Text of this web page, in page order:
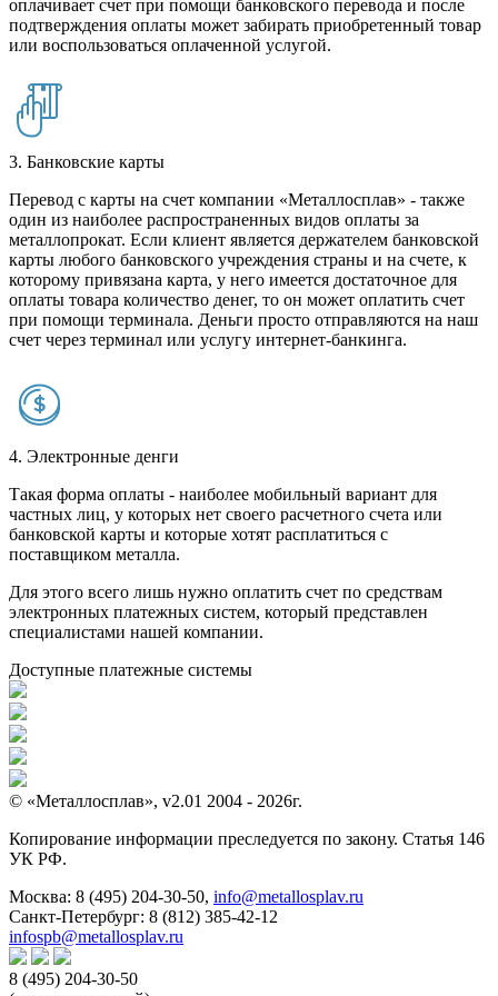
оплачивает счет при помощи банковского перевода и после
подтверждения оплаты может забирать приобретенный товар
или воспользоваться оплаченной услугой.
3. Банковские карты
Перевод с карты на счет компании «Металлосплав» - также
один из наиболее распространенных видов оплаты за
металлопрокат. Если клиент является держателем банковской
карты любого банковского учреждения страны и на счете, к
которому привязана карта, у него имеется достаточное для
оплаты товара количество денег, то он может оплатить счет
при помощи терминала. Деньги просто отправляются на наш
счет через терминал или услугу интернет-банкинга.
4. Электронные денги
Такая форма оплаты - наиболее мобильный вариант для
частных лиц, у которых нет своего расчетного счета или
банковской карты и которые хотят расплатиться с
поставщиком металла.
Для этого всего лишь нужно оплатить счет по средствам
электронных платежных систем, который представлен
специалистами нашей компании.
Доступные платежные системы
© «Металлосплав», v2.01 2004 - 2026г.
Копирование информации преследуется по закону. Статья 146
УК РФ.
Москва: 8 (495) 204-30-50, info@metallosplav.ru
Санкт-Петербург: 8 (812) 385-42-12
infospb@metallosplav.ru
8 (495) 204-30-50